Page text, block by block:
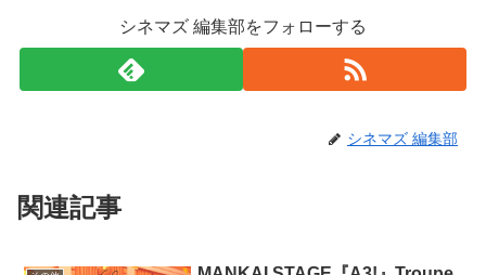
シネマズ 編集部をフォローする
シネマズ 編集部
関連記事